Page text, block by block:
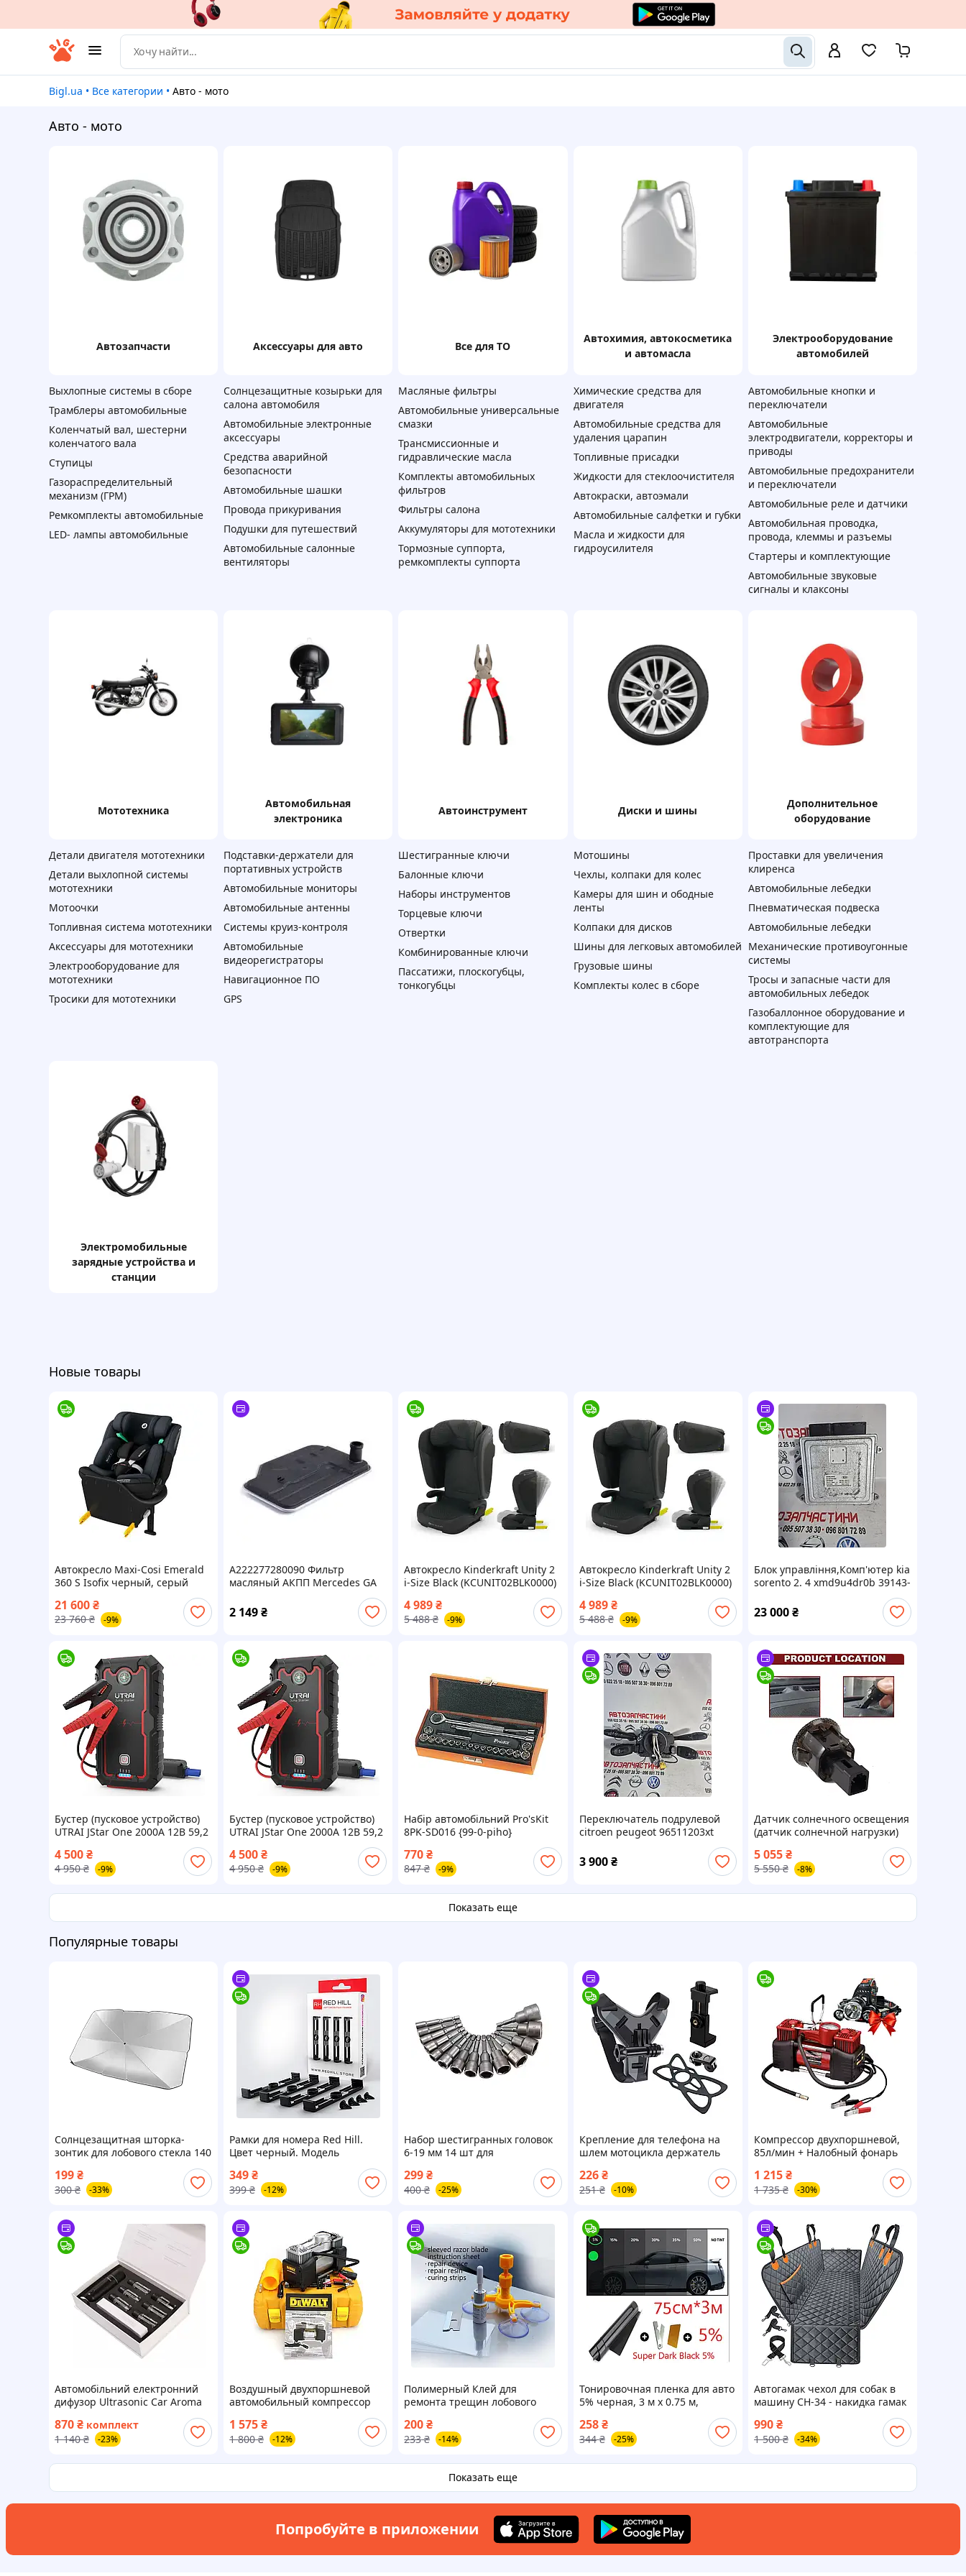
Bigl.ua • Все категории • Авто - мото
Авто - мото
автозапчасти
Выхлопные системы в сборе
Трамблеры автомобильные
Коленчатый вал, шестерни
коленчатого вала
Ступицы
Газораспределительный
механизм (ГРМ)
Ремкомплекты автомобильные
LED- лампы автомобильные
аксессуары для авто
Солнцезащитные козырьки для
салона автомобиля
Автомобильные электронные
аксессуары
Средства аварийной
безопасности
Автомобильные шашки
Провода прикуривания
Подушки для путешествий
Автомобильные салонные
вентиляторы
Все для ТО
Масляные фильтры
Автомобильные универсальные
смазки
Трансмиссионные и
гидравлические масла
Комплекты автомобильных
фильтров
Фильтры салона
Аккумуляторы для мототехники
Тормозные суппорта,
ремкомплекты суппорта
автохимия, автокосметика
и автомасла
Химические средства для
двигателя
Автомобильные средства для
удаления царапин
Топливные присадки
Жидкости для стеклоочистителя
Автокраски, автоэмали
Автомобильные салфетки и губки
Масла и жидкости для
гидроусилителя
электрооборудование
автомобилей
Автомобильные кнопки и
переключатели
Автомобильные
электродвигатели, корректоры и
приводы
Автомобильные предохранители
и переключатели
Автомобильные реле и датчики
Автомобильная проводка,
провода, клеммы и разъемы
Стартеры и комплектующие
Автомобильные звуковые
сигналы и клаксоны
мототехника
Детали двигателя мототехники
Детали выхлопной системы
мототехники
Мотоочки
Топливная система мототехники
Аксессуары для мототехники
Электрооборудование для
мототехники
Тросики для мототехники
автомобильная
электроника
Подставки-держатели для
портативных устройств
Автомобильные мониторы
Автомобильные антенны
Системы круиз-контроля
Автомобильные
видеорегистраторы
Навигационное ПО
GPS
автоинструмент
Шестигранные ключи
Балонные ключи
Наборы инструментов
Торцевые ключи
Отвертки
Комбинированные ключи
Пассатижи, плоскогубцы,
тонкогубцы
диски и шины
Мотошины
Чехлы, колпаки для колес
Камеры для шин и ободные
ленты
Колпаки для дисков
Шины для легковых автомобилей
Грузовые шины
Комплекты колес в сборе
дополнительное
оборудование
Проставки для увеличения
клиренса
Автомобильные лебедки
Пневматическая подвеска
Автомобильные лебедки
Механические противоугонные
системы
Тросы и запасные части для
автомобильных лебедок
Газобаллонное оборудование и
комплектующие для
автотранспорта
электромобильные
зарядные устройства и
станции
Новые товары
Автокресло Maxi-Cosi Emerald
360 S Isofix черный, серый
21 600₴
23 760 ₴ -9%
A222277280090 Фильтр
масляный АКПП Mercedes GA
2 149₴
Автокресло Kinderkraft Unity 2
i-Size Black (KCUNIT02BLK0000)
4 989₴
5 488 ₴ -9%
Автокресло Kinderkraft Unity 2
i-Size Black (KCUNIT02BLK0000)
4 989 ₴
5 488 ₴ -9%
Блок управління,Комп'ютер kia
sorento 2. 4 xmd9u4dr0b 39143-
23 000₴
Бустер (пусковое устройство)
UTRAI JStar One 2000А 12В 59,2
4 500₴
4 950 ₴ -9%
Бустер (пусковое устройство)
UTRAI JStar One 2000А 12В 59,2
4 500₴
4 950 ₴ -9%
Набір автомобільний Pro'sKit
8PK-SD016 {99-0-piho}
770₴
847 ₴ -9%
Переключатель подрулевой
citroen peugeot 96511203xt
3 900 ₴
Датчик солнечного освещения
(датчик солнечной нагрузки)
5 055₴
5 550 ₴ -8%
Показать еще
Популярные товары
Солнцезащитная шторка-
зонтик для лобового стекла 140
199₴
300 ₴ -33%
Рамки для номера Red Hill.
Цвет черный. Модель
349₴
399 ₴ -12%
Набор шестигранных головок
6-19 мм 14 шт для
299₴
400 ₴ -25%
Крепление для телефона на
шлем мотоцикла держатель
крепление телефона к
подбородку
226 ₴
251 ₴ -10%
Компрессор двухпоршневой,
85л/мин + Налобный фонарь
Компрессор в авто
1 215₴
1 735 ₴ -30%
Автомобільний електронний
дифузор Ultrasonic Car Aroma
870₴ комплект
1 140 ₴ -23%
Воздушный двухпоршневой
автомобильный компрессор
Dewalt 7212 72 л/мин 12V, 30A с
набором инструментов + КЕЙС
1 575₴
1 800 ₴ -12%
Полимерный Клей для
ремонта трещин лобового
удаления царапин и трещин
гель полимер
200₴
233 ₴ -14%
Тонировочная пленка для авто
5% черная, 3 м x 0.75 м,
окна машины, автопленка
258 ₴
344 ₴ -25%
Автогамак чехол для собак в
машину CH-34 - накидка гамак
в авто на сиденье и багажник
для перевозки собак
990₴
1 500 ₴ -34%
Показать еще
Попробуйте в приложении